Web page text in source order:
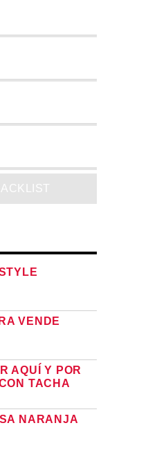
VENDE
AQUÍ Y POR
TACHA
NARANJA